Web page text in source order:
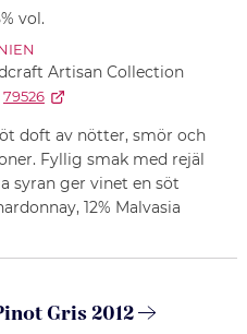
vol.
Artisan Collection
79526
doft av nötter, smör och
Fyllig smak med rejäl
syran ger vinet en söt
12% Malvasia
Gris 2012